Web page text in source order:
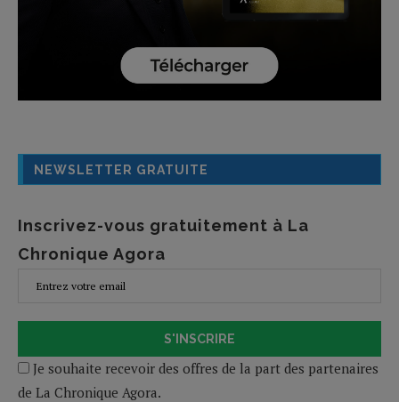
NEWSLETTER GRATUITE
Inscrivez-vous gratuitement à La
Chronique Agora
S'INSCRIRE
Je souhaite recevoir des offres de la part des partenaires
de La Chronique Agora.